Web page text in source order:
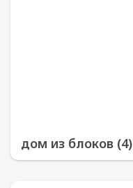
дом из блоков (4)